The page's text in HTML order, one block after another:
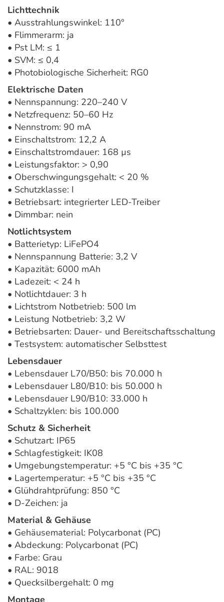
Lichttechnik
• Ausstrahlungswinkel: 110°
• Flimmerarm: ja
• Pst LM: ≤ 1
• SVM: ≤ 0,4
• Photobiologische Sicherheit: RG0
Elektrische Daten
• Nennspannung: 220–240 V
• Netzfrequenz: 50–60 Hz
• Nennstrom: 90 mA
• Einschaltstrom: 12,2 A
• Einschaltstromdauer: 168 µs
• Leistungsfaktor: > 0,90
• Oberschwingungsgehalt: < 20 %
• Schutzklasse: I
• Betriebsart: integrierter LED-Treiber
• Dimmbar: nein
Notlichtsystem
• Batterietyp: LiFePO4
• Nennspannung Batterie: 3,2 V
• Kapazität: 6000 mAh
• Ladezeit: < 24 h
• Notlichtdauer: 3 h
• Lichtstrom Notbetrieb: 500 lm
• Leistung Notbetrieb: 3,2 W
• Betriebsarten: Dauer- und Bereitschaftsschaltung
• Testsystem: automatischer Selbsttest
Lebensdauer
• Lebensdauer L70/B50: bis 70.000 h
• Lebensdauer L80/B10: bis 50.000 h
• Lebensdauer L90/B10: 33.000 h
• Schaltzyklen: bis 100.000
Schutz & Sicherheit
• Schutzart: IP65
• Schlagfestigkeit: IK08
• Umgebungstemperatur: +5 °C bis +35 °C
• Lagertemperatur: +5 °C bis +35 °C
• Glühdrahtprüfung: 850 °C
• D-Zeichen: ja
Material & Gehäuse
• Gehäusematerial: Polycarbonat (PC)
• Abdeckung: Polycarbonat (PC)
• Farbe: Grau
• RAL: 9018
• Quecksilbergehalt: 0 mg